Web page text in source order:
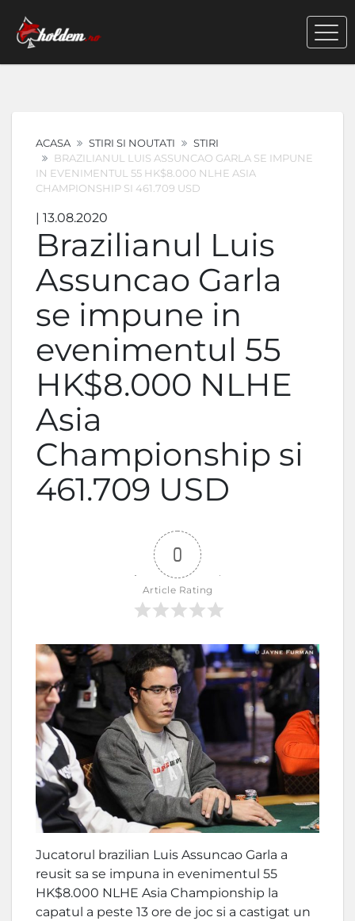
ACASA STIRI SI NOUTATI
STIRI
BRAZILIANUL LUIS ASSUNCAO GARLA SE IMPUNE
IN EVENIMENTUL 55 HK$8.000 NLHE ASIA
CHAMPIONSHIP SI 461.709 USD
| 13.08.2020
Brazilianul Luis
Assuncao Garla
se impune in
evenimentul 55
HK$8.000 NLHE
Asia
Championship si
461.709 USD
0
Article Rating
Jucatorul brazilian Luis Assuncao Garla a
reusit sa se impuna in evenimentul 55
HK$8.000 NLHE Asia Championship la
capatul a peste 13 ore de joc si a castigat un